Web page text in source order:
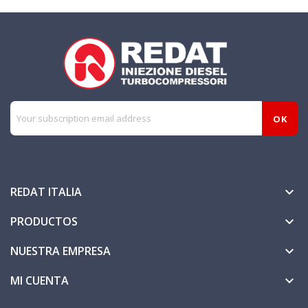
REDAT ITALIA 
PRODUCTOS 
NUESTRA EMPRESA 
MI CUENTA 